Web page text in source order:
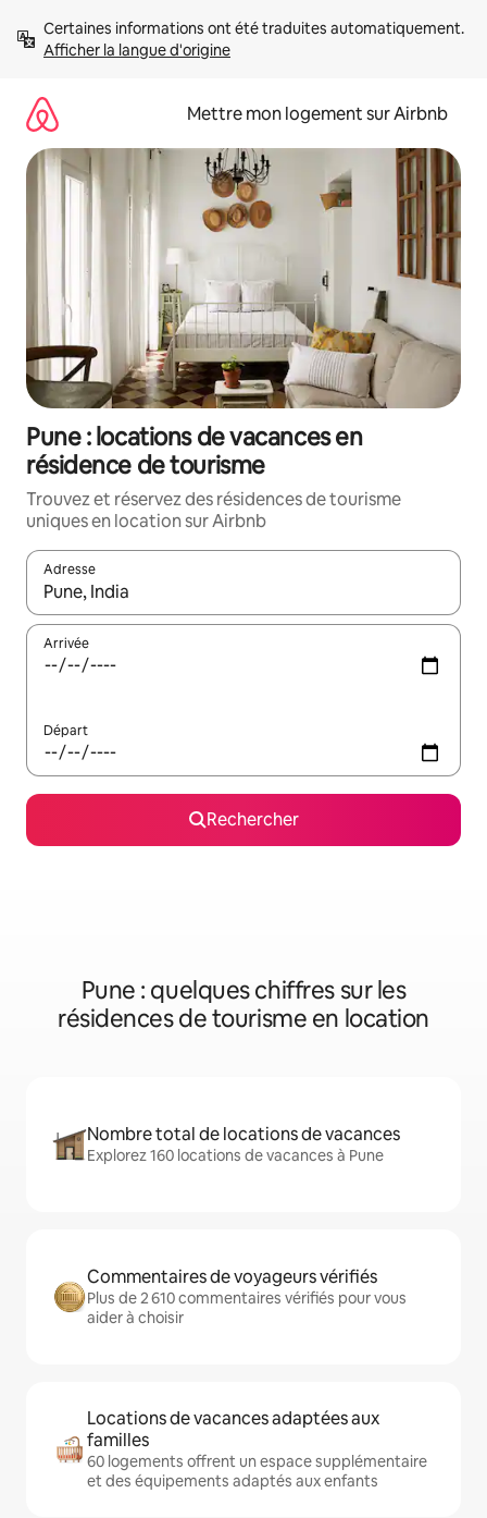
directement
Afficher la langue d'origine
Mettre mon logement sur Airbnb
Pune : locations de vacances en
résidence de tourisme
Trouvez et réservez des résidences de tourisme
uniques en location sur Airbnb
Adresse
Lorsque les résultats s'affichent, utilisez les flèches vers le
Arrivée
Départ
Rechercher
Pune : quelques chiffres sur les
résidences de tourisme en location
Nombre total de locations de vacances
Explorez 160 locations de vacances à Pune
Commentaires de voyageurs vérifiés
Plus de 2 610 commentaires vérifiés pour vous
aider à choisir
Locations de vacances adaptées aux
familles
60 logements offrent un espace supplémentaire
et des équipements adaptés aux enfants